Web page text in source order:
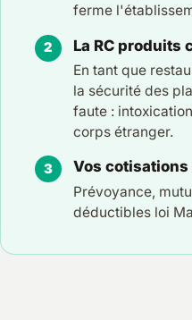
ferme
La RC produits
En tant que
la sécurité des
faute :
corps étranger.
Vos
Prévoyance,
déductibles loi